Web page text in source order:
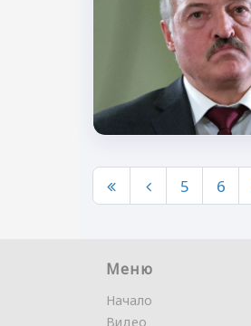
5 6
Меню
Начало
Видео